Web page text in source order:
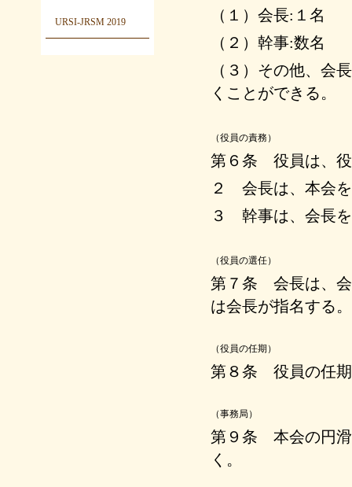
URSI-JRSM 2019
（１）会長:１名
（２）幹事:数名
（３）その他、会
くことができる。
（役員の責務）
第６条 役員は、役
２ 会長は、本会
３ 幹事は、会長
（役員の選任）
第７条 会長は、会
は会長が指名する。
（役員の任期）
第８条 役員の任期
（事務局）
第９条 本会の円滑
く。